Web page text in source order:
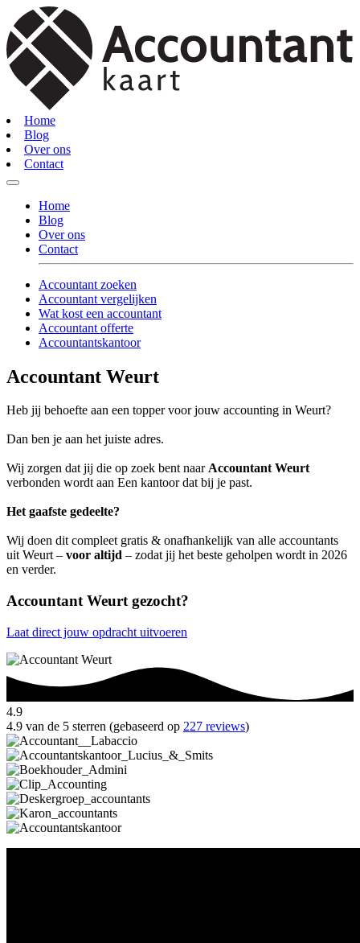
Home
Blog
Over ons
Contact
Home
Blog
Over ons
Contact
Accountant zoeken
Accountant vergelijken
Wat kost een accountant
Accountant offerte
Accountantskantoor
Accountant Weurt
Heb jij behoefte aan een topper voor jouw accounting in Weurt?
Dan ben je aan het juiste adres.
Wij zorgen dat jij die op zoek bent naarAccountant Weurt
verbonden wordt aan Een kantoor dat bij je past.
Het gaafste gedeelte?
Wij doen dit compleet gratis & onafhankelijk van alle accountants
uit Weurt – voor altijd – zodat jij het beste geholpen wordt in 2026
en verder.
Accountant Weurt gezocht?
Laat direct jouw opdracht uitvoeren
4.9
4.9 van de 5 sterren (gebaseerd op 227 reviews)